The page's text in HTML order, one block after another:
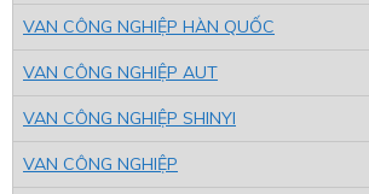
VAN CÔNG NGHIỆP HÀN QUỐC
VAN CÔNG NGHIỆP AUT
VAN CÔNG NGHIỆP SHINYI
VAN CÔNG NGHIỆP